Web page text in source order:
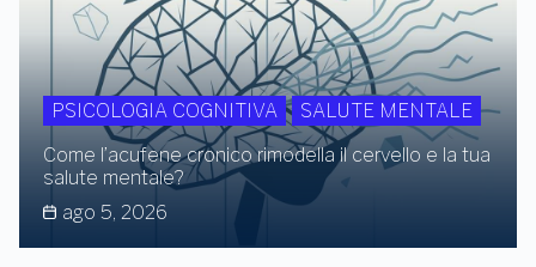
PSICOLOGIA COGNITIVA
SALUTE MENTALE
Come l’acufene cronico rimodella il cervello e la tua
salute mentale?
ago 5, 2026